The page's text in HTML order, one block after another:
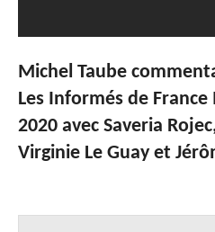
Michel Taube
Les Informés de
2020 avec Saveria
Virginie Le Guay et